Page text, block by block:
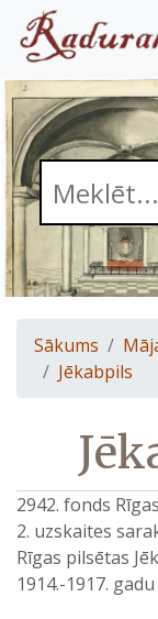
Sākums
Jēkabpils
2942. fonds
2. uzskaites
Rīgas pilsētas
1914.-1917. gadu